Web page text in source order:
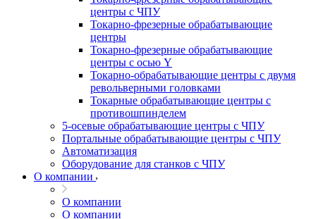
центры с ЧПУ
Токарно-фрезерные обрабатывающие
центры
Токарно-фрезерные обрабатывающие
центры с осью Y
Токарно-обрабатывающие центры c двумя
револьверными головками
Токарные обрабатывающие центры с
противошпинделем
5-осевые обрабатывающие центры с ЧПУ
Портальные обрабатывающие центры с ЧПУ
Автоматизация
Оборудование для станков с ЧПУ
О компании
О компании
О компании